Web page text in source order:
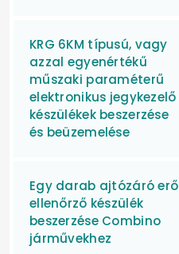
KRG 6KM típusú, vagy
azzal egyenértékű
műszaki paraméterű
elektronikus jegykezelő
készülékek beszerzése
és beüzemelése
Egy darab ajtózáró erő
ellenőrző készülék
beszerzése Combino
járművekhez